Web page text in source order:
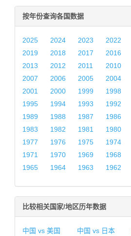
按年份查询各国数据
2025 2024 2023 2022
2019
2018 2017 2016
2013
2012 2011 2010
2007
2006 2005 2004
2001
2000 1999 1998
1995
1994 1993 1992
1989
1988 1987 1986
1983
1982 1981 1980
1977
1976 1975 1974
1971
1970 1969 1968
1965
1964 1963 1962
比较相关国家/地区历年数据
中国 vs 美国 中国 vs 日本